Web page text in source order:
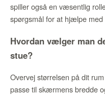
spiller også en væsentlig
spørgsmål for at hjælpe
Hvordan vælger man
stue?
Overvej størrelsen på dit
passe til skærmens bredde